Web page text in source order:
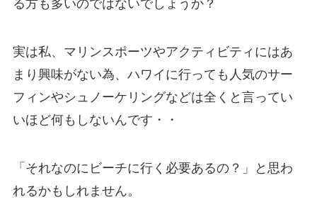
る方も多いのではないでしょうか？
実は私、マリンスポーツやアクティビティにはあ
まり興味がない為、ハワイに行っても人気のサー
フィンやシュノーケリングなどは全くと言ってい
いほど何もしないんです・・
「それなのにビーチに行く必要あるの？」と思わ
れるかもしれません。